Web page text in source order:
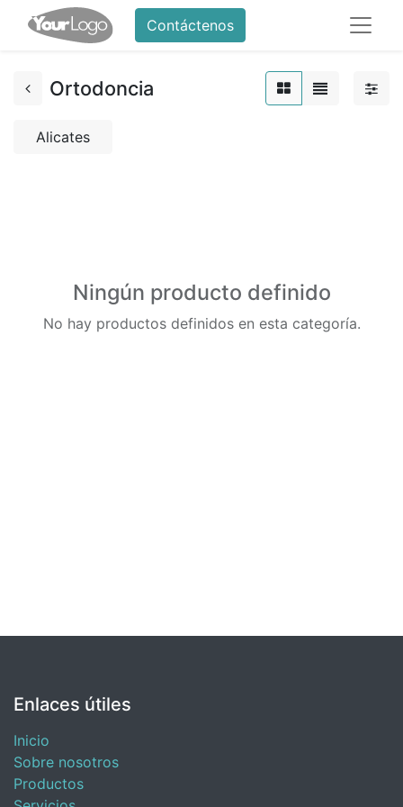
Contáctenos
Ortodoncia
Alicates
Ningún producto definido
No hay productos definidos en esta categoría.
Enlaces útiles
Inicio
Sobre nosotros
Productos